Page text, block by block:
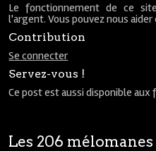
Le fonctionnement de ce
l'argent. Vous pouvez nous
Contribution
Se connecter
Servez-vous !
Ce post est aussi disponible
Les 206 mélomanes